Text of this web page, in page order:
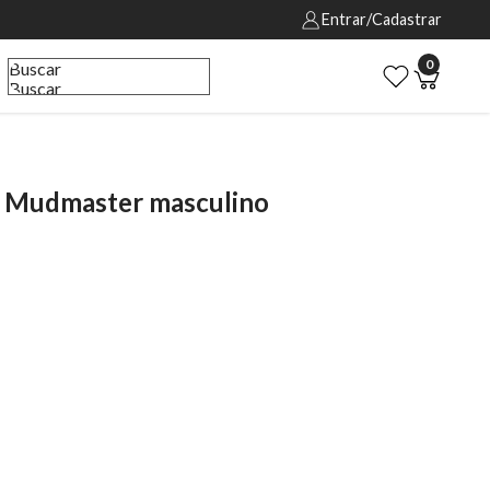
Entrar/Cadastrar
Buscar
Buscar
0
Mudmaster masculino